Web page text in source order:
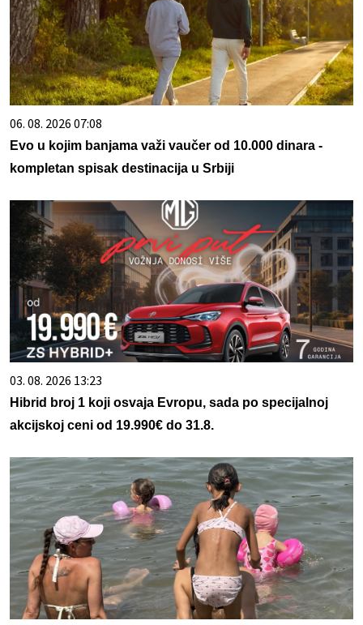
06. 08. 2026 07:08
Evo u kojim banjama važi vaučer od 10.000 dinara -
kompletan spisak destinacija u Srbiji
03. 08. 2026 13:23
Hibrid broj 1 koji osvaja Evropu, sada po specijalnoj
akcijskoj ceni od 19.990€ do 31.8.